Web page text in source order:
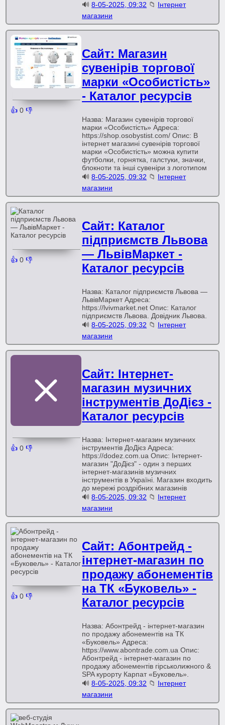
🔊8-05-2025, 09:32 📁 Інтернет
магазини
👍 0 👎
Сайт: Магазин
сувенірів торгової
марки «Особистість»
- Каталог ресурсів
Назва: Магазин сувенірів торгової
марки «Особистість» Адреса:
https://shop.osobystist.com/ Опис: В
інтернет магазині сувенірів торгової
марки «Особистість» можна купити
футболки, горнятка, галстуки, значки,
блокноти та інші сувеніри з логотипом
🔊8-05-2025, 09:32 📁 Інтернет
магазини
👍 0 👎
Сайт: Каталог
підприємств Львова
— ЛьвівМаркет -
Каталог ресурсів
Назва: Каталог підприємств Львова —
ЛьвівМаркет Адреса:
https://lvivmarket.net Опис: Каталог
підприємств Львова. Довідник Львова.
🔊8-05-2025, 09:32 📁 Інтернет
магазини
👍 0 👎
Сайт: Інтернет-
магазин музичних
інструментів ДоДієз -
Каталог ресурсів
Назва: Інтернет-магазин музичних
інструментів ДоДієз Адреса:
https://dodez.com.ua Опис: Інтернет-
магазин "ДоДієз" - один з перших
інтернет-магазинів музичних
інструментів в Україні. Магазин входить
до мережі роздрібних магазинів
🔊8-05-2025, 09:32 📁 Інтернет
магазини
👍 0 👎
Сайт: Абонтрейд -
інтернет-магазин по
продажу абонементів
на ТК «Буковель» -
Каталог ресурсів
Назва: Абонтрейд - інтернет-магазин
по продажу абонементів на ТК
«Буковель» Адреса:
https://www.abontrade.com.ua Опис:
Абонтрейд - інтернет-магазин по
продажу абонементів гірськолижного &
SPA курорту Карпат «Буковель».
🔊8-05-2025, 09:32 📁 Інтернет
магазини